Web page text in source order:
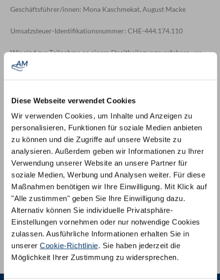
Diese Webseite verwendet Cookies
Wir verwenden Cookies, um Inhalte und Anzeigen zu
personalisieren, Funktionen für soziale Medien anbieten
zu können und die Zugriffe auf unsere Website zu
analysieren. Außerdem geben wir Informationen zu Ihrer
Verwendung unserer Website an unsere Partner für
soziale Medien, Werbung und Analysen weiter. Für diese
Maßnahmen benötigen wir Ihre Einwilligung. Mit Klick auf
"Alle zustimmen" geben Sie Ihre Einwilligung dazu.
Alternativ können Sie individuelle Privatsphäre-
Einstellungen vornehmen oder nur notwendige Cookies
zulassen. Ausführliche Informationen erhalten Sie in
unserer Cookie-Richtlinie. Sie haben jederzeit die
Möglichkeit Ihrer Zustimmung zu widersprechen.
Geschäftsführer/innen: Mona Kaschmekat, August Macke
Umsatzsteuer-Identifikationsnummer: CHE-444.174.110
Wir sind zur Teilnahme an einem Streitbeilegungsverfahren vor
einer Verbraucherschlichtungsstelle weder verpflichtet noch
bereit.
Stand: 30.07.2026, 22:46:29
Wir beraten Sie gerne:
Per Telefon:+ 41 800 200050
Per E-Mail:info@am-qualitaetsmatratzen.ch
Vor Ortin unseren Showrooms